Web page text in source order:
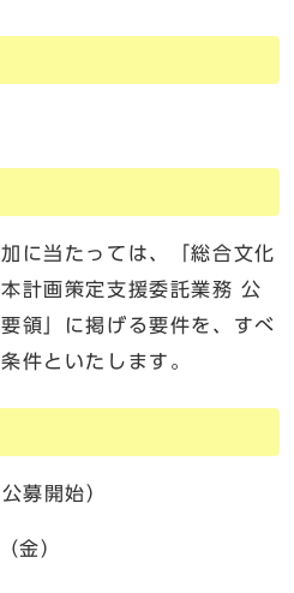
に当たっては、「総合文化
計画策定支援委託業務 公
領」に掲げる要件を、すべ
件といたします。
公募開始）
）